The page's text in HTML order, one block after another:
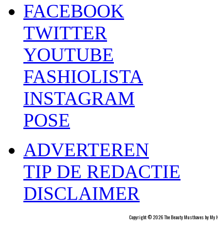
FACEBOOK
TWITTER
YOUTUBE
FASHIOLISTA
INSTAGRAM
POSE
ADVERTEREN
TIP DE REDACTIE
DISCLAIMER
Copyright © 2026 The Beauty Musthaves by My